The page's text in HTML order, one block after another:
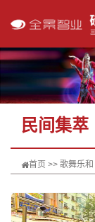
民间集萃
首页 >> 歌舞乐和